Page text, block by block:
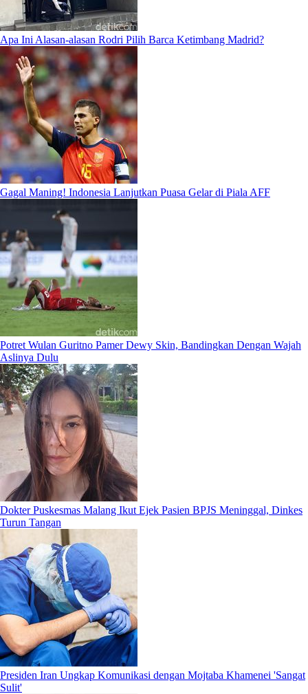
Apa Ini Alasan-alasan Rodri Pilih Barca Ketimbang Madrid?
Gagal Maning! Indonesia Lanjutkan Puasa Gelar di Piala AFF
Potret Wulan Guritno Pamer Dewy Skin, Bandingkan Dengan Wajah
Aslinya Dulu
Dokter Puskesmas Malang Ikut Ejek Pasien BPJS Meninggal, Dinkes
Turun Tangan
Presiden Iran Ungkap Komunikasi dengan Mojtaba Khamenei 'Sangat
Sulit'